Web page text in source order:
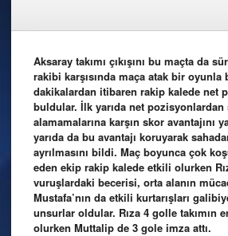
Aksaray takımı çıkışını bu maçta da
rakibi karşısında maça atak bir oyunla
dakikalardan itibaren rakip kalede net
buldular. İlk yarıda net pozisyonlardan
alamamalarına karşın skor avantajını
yarıda da bu avantajı koruyarak
ayrılmasını bildi. Maç boyunca çok
eden ekip rakip kalede etkili olurken
vuruşlardaki becerisi, orta alanın
Mustafa’nın da etkili kurtarışları
unsurlar oldular. Rıza 4 golle takımın
olurken Muttalip de 3 gole imza attı.